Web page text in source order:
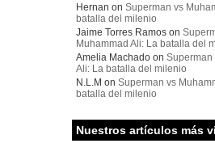
Hernan on Superman vs
batalla del milenio
Jaime Torres Ramoson
Muhammad Ali: La batalla del
Amelia Machadoon Superman
Ali: La batalla del milenio
N.L.M on Superman vs
batalla del milenio
Nuestros artículos más